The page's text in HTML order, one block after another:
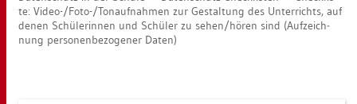
te: Video-/Foto-/Ton­auf­nah­men zur Ge­stal­tung des Un­ter­richts, auf
denen Schü­le­rin­nen und Schü­ler zu sehen/hören sind (Auf­zeich­
nung per­so­nen­be­zo­ge­ner Daten)